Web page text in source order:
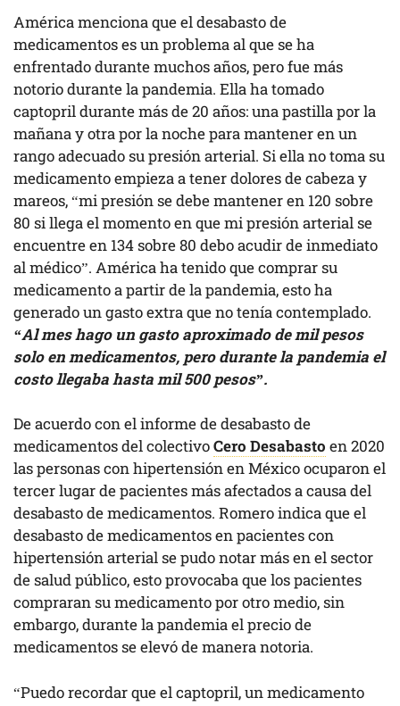
América menciona que el desabasto de
medicamentos es un problema al que se ha
enfrentado durante muchos años, pero fue más
notorio durante la pandemia. Ella ha tomado
captopril durante más de 20 años: una pastilla por la
mañana y otra por la noche para mantener en un
rango adecuado su presión arterial. Si ella no toma su
medicamento empieza a tener dolores de cabeza y
mareos, “mi presión se debe mantener en 120 sobre
80 si llega el momento en que mi presión arterial se
encuentre en 134 sobre 80 debo acudir de inmediato
al médico”. América ha tenido que comprar su
medicamento a partir de la pandemia, esto ha
generado un gasto extra que no tenía contemplado.
“Al mes hago un gasto aproximado de mil pesos
solo en medicamentos, pero durante la pandemia el
costo llegaba hasta mil 500 pesos”.
De acuerdo con el informe de desabasto de
medicamentos del colectivoCero Desabasto en 2020
las personas con hipertensión en México ocuparon el
tercer lugar de pacientes más afectados a causa del
desabasto de medicamentos. Romero indica que el
desabasto de medicamentos en pacientes con
hipertensión arterial se pudo notar más en el sector
de salud público, esto provocaba que los pacientes
compraran su medicamento por otro medio, sin
embargo, durante la pandemia el precio de
medicamentos se elevó de manera notoria.
“Puedo recordar que el captopril, un medicamento